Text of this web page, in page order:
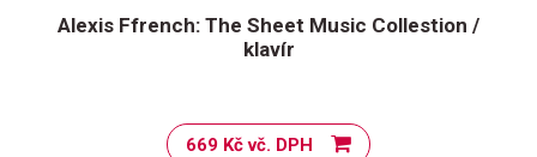
Alexis Ffrench: The Sheet Music Collestion /
klavír
669 Kč vč. DPH